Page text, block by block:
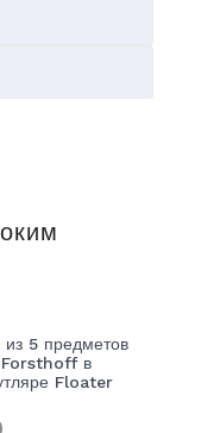
5 предметов
в
Floater